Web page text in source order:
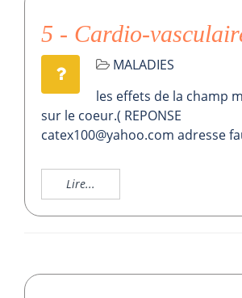
5 - Cardio-
MALADIES
les effets de la champ
sur le coeur.( REPONSE
catex100@yahoo.com adresse
Lire...